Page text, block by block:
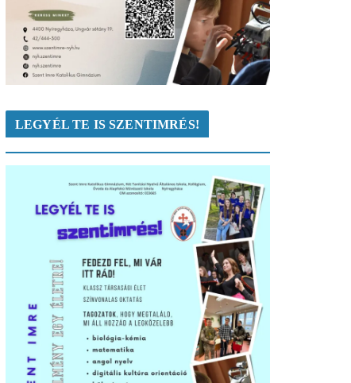
LEGYÉL TE IS SZENTIMRÉS!